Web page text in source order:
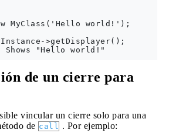
MyClass('Hello world!');
>getDisplayer();
de un cierre para
vincular un cierre solo para una
de call . Por ejemplo: